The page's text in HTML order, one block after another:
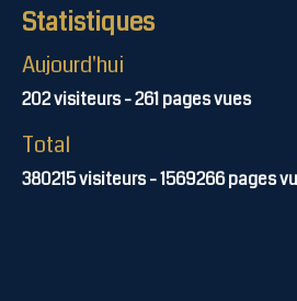
Statistiques
Aujourd'hui
202visiteurs -261pages vues
Total
380215visiteurs -1569266pages